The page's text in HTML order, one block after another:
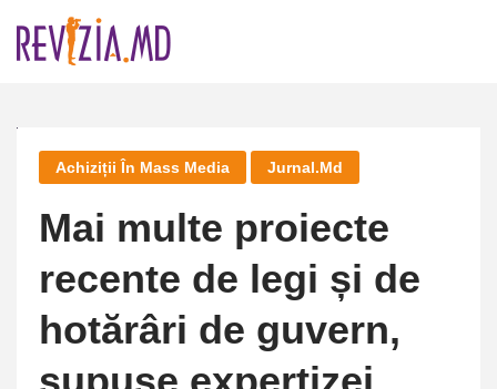
Achiziții În Mass Media Jurnal.md
Mai multe proiecte
recente de legi și de
hotărâri de guvern,